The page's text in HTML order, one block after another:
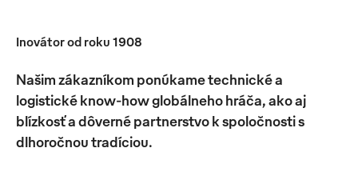
Inovátor od roku 1908
Našim zákazníkom ponúkame technické a
logistické know-how globálneho hráča, ako aj
blízkosť a dôverné partnerstvo k spoločnosti s
dlhoročnou tradíciou.